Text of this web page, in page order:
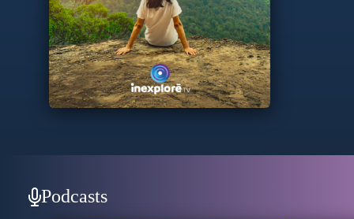
les pièges de l’ego, de s’aligner sur son élan de vie propre
et de mettre ses talents au service de la communauté. Pour
lui, le développement personnel profond est la clé du
développement social durable.
Podcasts